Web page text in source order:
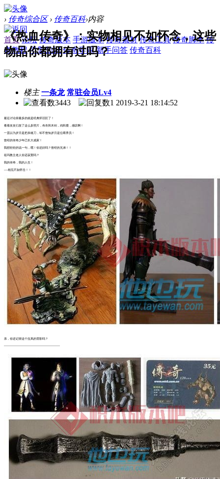
› 传奇综合区 › 传奇百科›内容
首页 论坛 传奇版本 手游版本 传奇素材 传奇工具 传奇脚本 传
奇教程 引擎知识 传奇学院 新手问答 传奇百科
《热血传奇》：实物相见不如怀念，这些
物品你都拥有过吗？
楼主 一条龙 常驻会员Lv4
3443
1 2019-3-21 18:14:52
最近讨论得最多的就是经典怀旧区了！
看着友友们发了这么多照片，布衣和木剑，鸡和鹿，感叹啊！
一直以为岁月是把杀猪刀，却不曾知岁月是位喂养员！
曾经的传奇少年已长大成家！
我想轻轻的说一句，嘿！你还好吗？曾经的兄弟！！
祖玛教主老人你还寂寞吗？
我的传奇，我的人生！
----相见不如怀念！！
亲，你还记得这个拉风的背影吗？
---------------------------------------------------------